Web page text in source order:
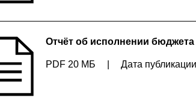
Отчёт об исполнении бюджета
PDF 20 МБ Дата